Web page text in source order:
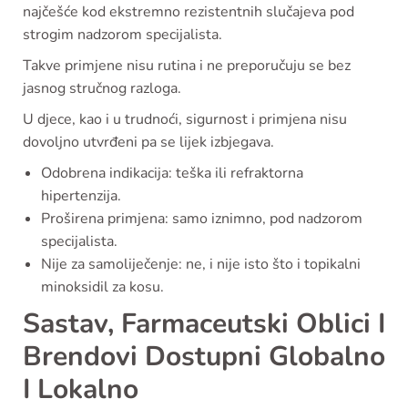
najčešće kod ekstremno rezistentnih slučajeva pod
strogim nadzorom specijalista.
Takve primjene nisu rutina i ne preporučuju se bez
jasnog stručnog razloga.
U djece, kao i u trudnoći, sigurnost i primjena nisu
dovoljno utvrđeni pa se lijek izbjegava.
Odobrena indikacija: teška ili refraktorna
hipertenzija.
Proširena primjena: samo iznimno, pod nadzorom
specijalista.
Nije za samoliječenje: ne, i nije isto što i topikalni
minoksidil za kosu.
Sastav, Farmaceutski Oblici I
Brendovi Dostupni Globalno
I Lokalno